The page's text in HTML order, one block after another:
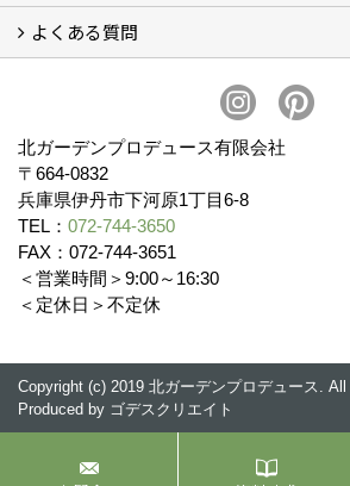
無料相談会
よくある質問
アフターサービス・アフターメンテナ
北ガーデンプロデュース有限会社
〒664-0832
兵庫県伊丹市下河原1丁目6-8
TEL： 072-744-3650
FAX：072-744-3651
＜営業時間＞9:00～16:30
＜定休日＞不定休
Copyright (c) 2019 北ガーデンプロデュース. All
Produced by ゴデスクリエイト